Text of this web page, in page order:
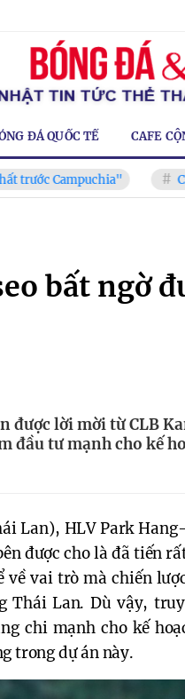
ĐÁ QUỐC TẾ CAFE
CĐV vượt
bất ngờ
được lời mời từ CLB
đầu tư mạnh cho kế
Lan), HLV Park
được cho là đã tiến
vai trò mà chiến
Thái Lan. Dù vậy,
chi mạnh cho kế
trong dự án này.